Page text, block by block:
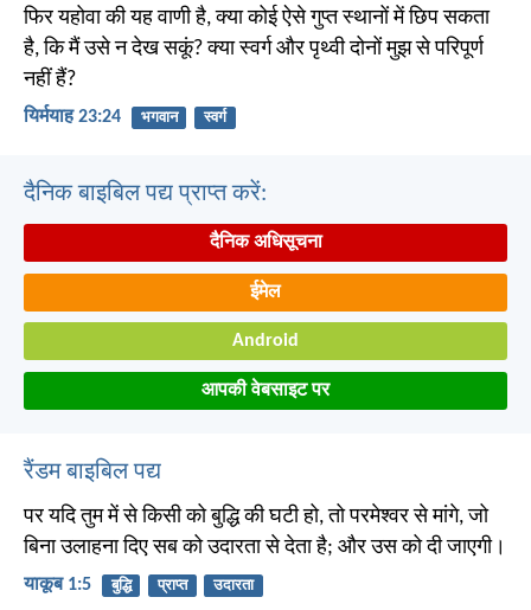
फिर यहोवा की यह वाणी है, क्या कोई ऐसे गुप्त स्थानों में छिप सकता
है, कि मैं उसे न देख सकूं? क्या स्वर्ग और पृथ्वी दोनों मुझ से परिपूर्ण
नहीं हैं?
यिर्मयाह 23:24 भगवान स्वर्ग
दैनिक बाइबिल पद्य प्राप्त करें:
दैनिक अधिसूचना
ईमेल
Android
आपकी वेबसाइट पर
रैंडम बाइबिल पद्य
पर यदि तुम में से किसी को बुद्धि की घटी हो, तो परमेश्वर से मांगे, जो
बिना उलाहना दिए सब को उदारता से देता है; और उस को दी जाएगी।
याकूब 1:5 बुद्धि प्राप्त उदारता